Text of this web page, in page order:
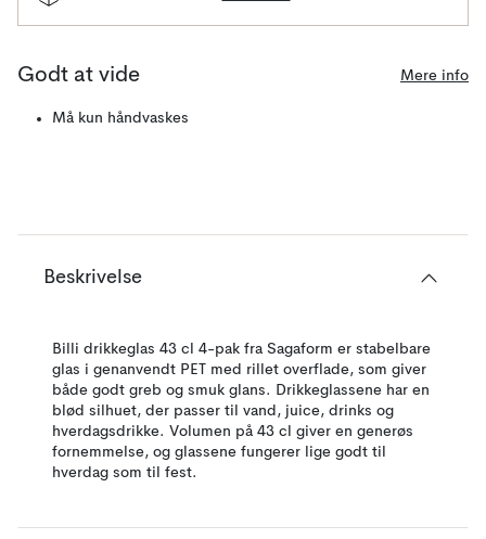
Godt at vide Mere info
Må kun håndvaskes
Beskrivelse
Billi drikkeglas 43 cl 4-pak fra Sagaform er stabelbare
glas i genanvendt PET med rillet overflade, som giver
både godt greb og smuk glans. Drikkeglassene har en
blød silhuet, der passer til vand, juice, drinks og
hverdagsdrikke. Volumen på 43 cl giver en generøs
fornemmelse, og glassene fungerer lige godt til
hverdag som til fest.